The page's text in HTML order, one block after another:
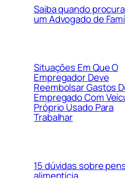
Saiba quando
um Advogado de
Situações Em Que O
Empregador Deve
Reembolsar Gastos
Empregado Com
Próprio Usado Para
Trabalhar
15 dúvidas sobre